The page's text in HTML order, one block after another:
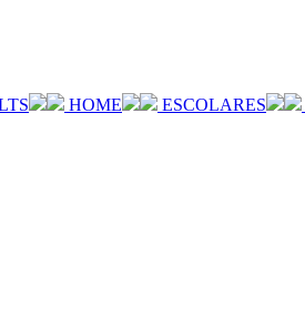
HOME ESCOLARES